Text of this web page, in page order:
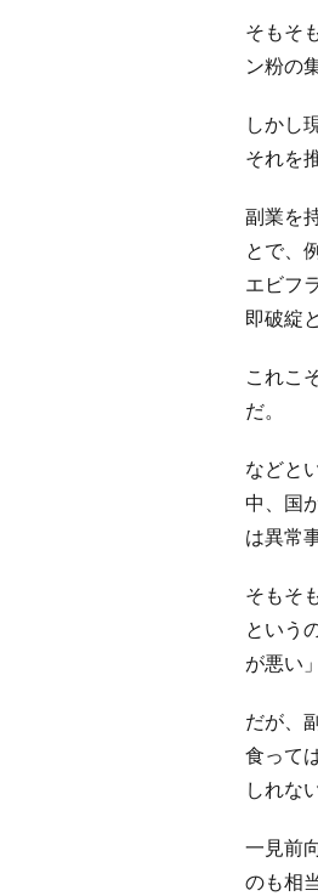
そもそ
ン粉の
しかし
それを
副業を
とで、
エビフ
即破綻
これこ
だ。
などと
中、国
は異常
そもそ
という
が悪い
だが、
食って
しれな
一見前
のも相